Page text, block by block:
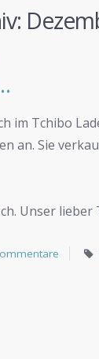
im Tchibo
an. Sie
Unser